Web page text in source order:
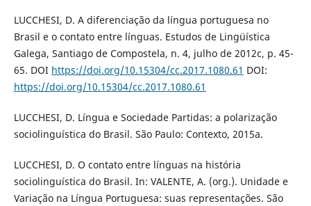
LUCCHESI, D. A diferenciação da língua portuguesa no
Brasil e o contato entre línguas. Estudos de Lingüística
Galega, Santiago de Compostela, n. 4, julho de 2012c, p. 45-
65. DOI https://doi.org/10.15304/cc.2017.1080.61 DOI:
https://doi.org/10.15304/cc.2017.1080.61
LUCCHESI, D. Língua e Sociedade Partidas: a polarização
sociolinguística do Brasil. São Paulo: Contexto, 2015a.
LUCCHESI, D. O contato entre línguas na história
sociolinguística do Brasil. In: VALENTE, A. (org.). Unidade e
Variação na Língua Portuguesa: suas representações. São